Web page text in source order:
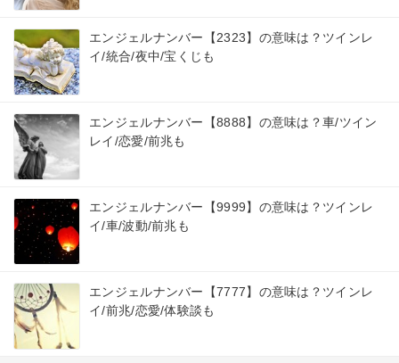
エンジェルナンバー【2323】の意味は？ツインレ
イ/統合/夜中/宝くじも
エンジェルナンバー【8888】の意味は？車/ツイン
レイ/恋愛/前兆も
エンジェルナンバー【9999】の意味は？ツインレ
イ/車/波動/前兆も
エンジェルナンバー【7777】の意味は？ツインレ
イ/前兆/恋愛/体験談も